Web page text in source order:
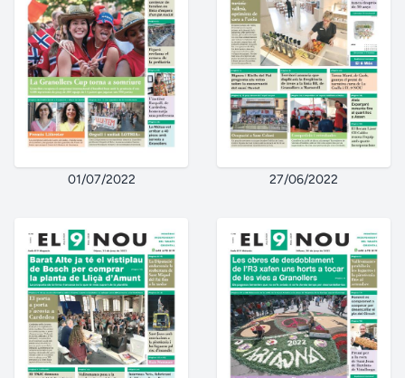
01/07/2022 27/06/2022